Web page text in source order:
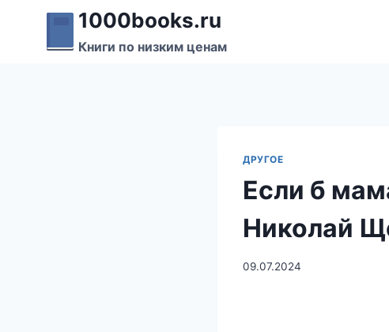
Перейти
содержимому
1000books.ru
Книги по низким ценам
ДРУГОЕ
Если б
Николай
09.07.2024